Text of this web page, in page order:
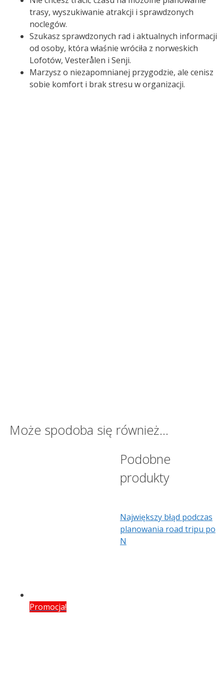
trasy, wyszukiwanie atrakcji i sprawdzonych
noclegów.
Szukasz sprawdzonych rad i aktualnych informacji
od osoby, która właśnie wróciła z norweskich
Lofotów, Vesterålen i Senji.
Marzysz o niezapomnianej przygodzie, ale cenisz
sobie komfort i brak stresu w organizacji.
Może spodoba się również…
Promocja!
Podobne
produkty
Największy błąd podczas
planowania road tripu po
N